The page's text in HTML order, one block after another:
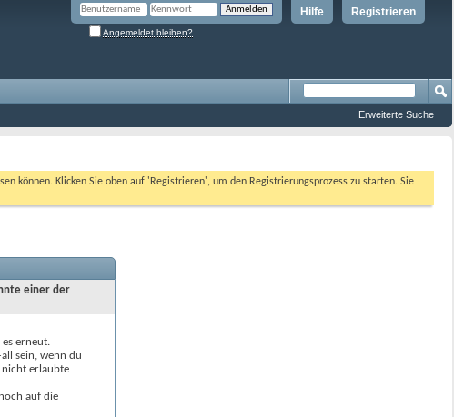
Registrieren
Hilfe
Angemeldet bleiben?
Erweiterte Suche
können. Klicken Sie oben auf 'Registrieren', um den Registrierungsprozess zu starten. Sie
einer der
erneut.
sein, wenn du
nicht erlaubte
auf die